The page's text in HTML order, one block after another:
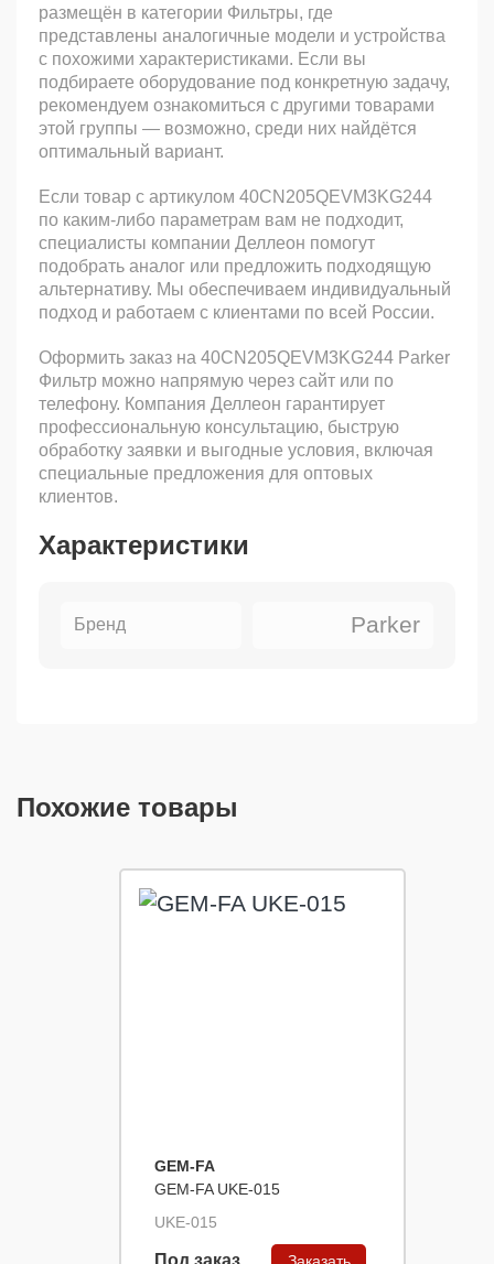
размещён в категории Фильтры, где
представлены аналогичные модели и устройства
с похожими характеристиками. Если вы
подбираете оборудование под конкретную задачу,
рекомендуем ознакомиться с другими товарами
этой группы — возможно, среди них найдётся
оптимальный вариант.
Если товар с артикулом 40CN205QEVM3KG244
по каким-либо параметрам вам не подходит,
специалисты компании Деллеон помогут
подобрать аналог или предложить подходящую
альтернативу. Мы обеспечиваем индивидуальный
подход и работаем с клиентами по всей России.
Оформить заказ на 40CN205QEVM3KG244 Parker
Фильтр можно напрямую через сайт или по
телефону. Компания Деллеон гарантирует
профессиональную консультацию, быструю
обработку заявки и выгодные условия, включая
специальные предложения для оптовых
клиентов.
Характеристики
Бренд Parker
Похожие товары
GEM-FA
GEM-FA UKE-015
UKE-015
Под заказ Заказать